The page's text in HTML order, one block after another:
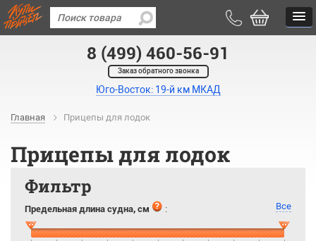
8 (499) 460-56-91
Заказ обратного звонка
Юго-Восток: 19-й км МКАД
Главная Прицепы для лодок
Прицепы для лодок
Фильтр
Предельная длина судна, см : Все